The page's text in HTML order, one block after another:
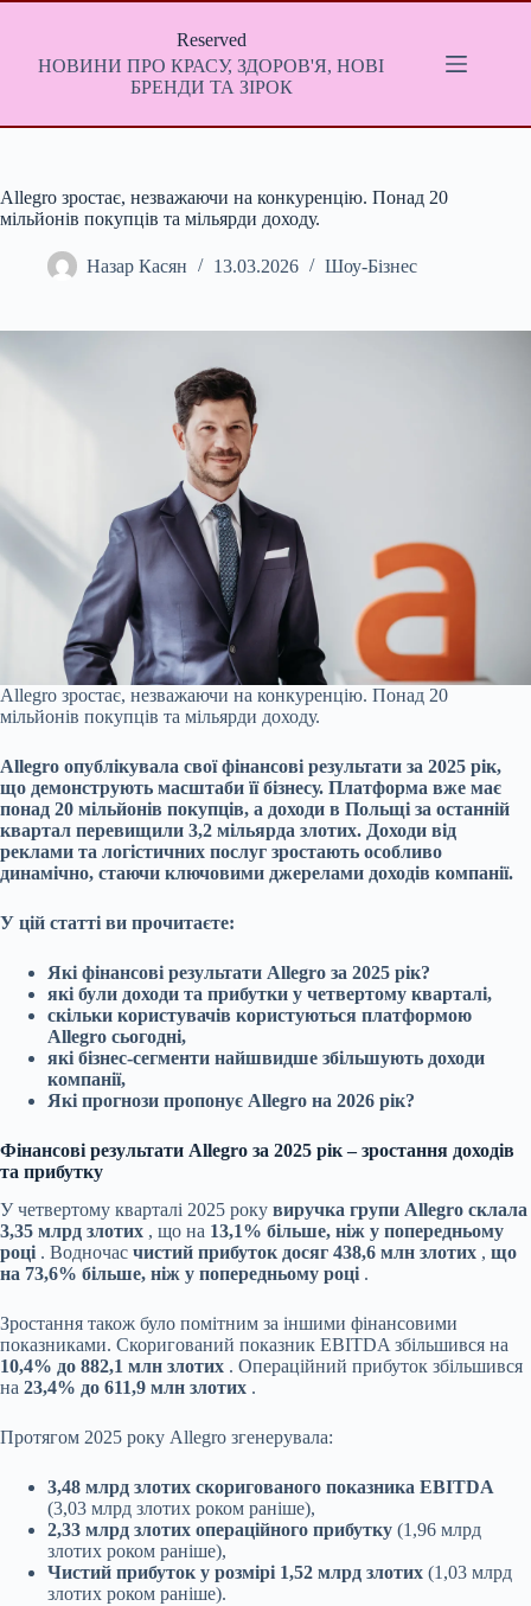
Перейти
Reserved
НОВИНИ ПРО КРАСУ, ЗДОРОВ'Я, НОВІ
БРЕНДИ ТА ЗІРОК
Allegro зростає, незважаючи на конкуренцію. Понад 20
мільйонів покупців та мільярди доходу.
Назар Касян 13.03.2026 Шоу-Бізнес
Allegro зростає, незважаючи на конкуренцію. Понад 20
мільйонів покупців та мільярди доходу.
Allegro опублікувала свої фінансові результати за 2025 рік,
що демонструють масштаби її бізнесу. Платформа вже має
понад 20 мільйонів покупців, а доходи в Польщі за останній
квартал перевищили 3,2 мільярда злотих. Доходи від
реклами та логістичних послуг зростають особливо
динамічно, стаючи ключовими джерелами доходів компанії.
У цій статті ви прочитаєте:
Які фінансові результати Allegro за 2025 рік?
які були доходи та прибутки у четвертому кварталі,
скільки користувачів користуються платформою
Allegro сьогодні,
які бізнес-сегменти найшвидше збільшують доходи
компанії,
Які прогнози пропонує Allegro на 2026 рік?
Фінансові результати Allegro за 2025 рік – зростання доходів
та прибутку
У четвертому кварталі 2025 року виручка групи Allegro склала
3,35 млрд злотих , що на 13,1% більше, ніж у попередньому
році . Водночас чистий прибуток досяг 438,6 млн злотих , що
на 73,6% більше, ніж у попередньому році .
Зростання також було помітним за іншими фінансовими
показниками. Скоригований показник EBITDA збільшився на
10,4% до 882,1 млн злотих . Операційний прибуток збільшився
на 23,4% до 611,9 млн злотих .
Протягом 2025 року Allegro згенерувала:
3,48 млрд злотих скоригованого показника EBITDA
(3,03 млрд злотих роком раніше),
2,33 млрд злотих операційного прибутку (1,96 млрд
злотих роком раніше),
Чистий прибуток у розмірі 1,52 млрд злотих (1,03 млрд
злотих роком раніше).